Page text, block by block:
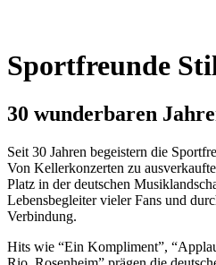
Sportfreunde
30 wunderbaren
Seit 30 Jahren begeistern die
Von Kellerkonzerten zu
Platz in der deutschen
Lebensbegleiter vieler Fans und
Verbindung.
Hits wie “Ein Kompliment”,